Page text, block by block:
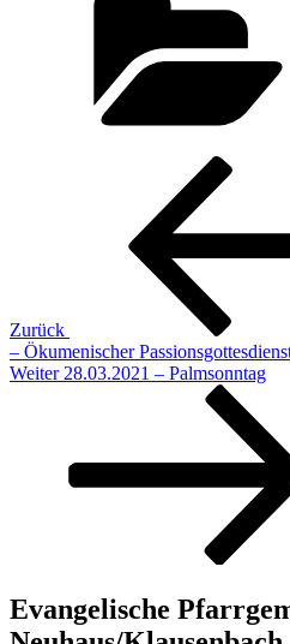
Beitragsnavigation
Zurück
– Ökumenischer
Nächster
Weiter 28.03.2021 – Palmsonntag
Evangelische